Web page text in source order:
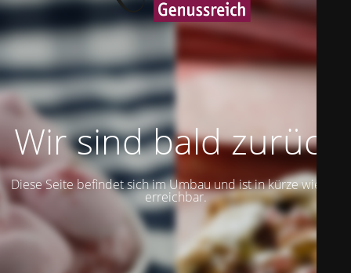
Wir sind bald zurück
Diese Seite befindet sich im Umbau und ist in kürze wieder
erreichbar.